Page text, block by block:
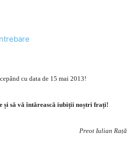
cu data de 15 mai 2013!
și să vă întărească iubiții noștri frați!
Preot Iulian Rață